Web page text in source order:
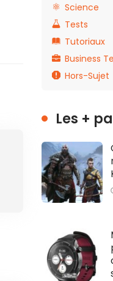
Science
Tests
Tutoriaux
Business
Hors-Sujet
Les +